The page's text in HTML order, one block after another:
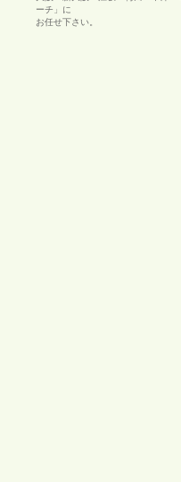
ーチ」に
お任せ下さい。